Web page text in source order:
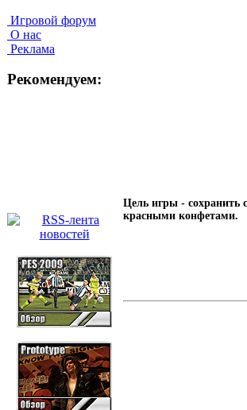
Игровой форум
О нас
Реклама
Рекомендуем:
Цель игры - сохранить
красными конфетами.